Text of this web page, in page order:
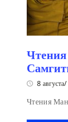
8
Чтения